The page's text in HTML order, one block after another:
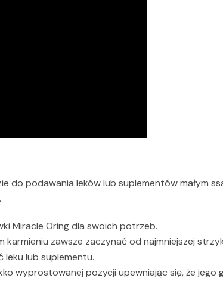
do podawania leków lub suplementów małym
Miracle Oring dla swoich potrzeb.
zawsze zaczynać od najmniejszej
lub suplementu.
wyprostowanej pozycji upewniając się, że jego